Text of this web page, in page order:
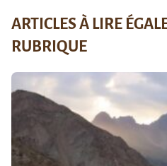
ARTICLES À LIRE
RUBRIQUE